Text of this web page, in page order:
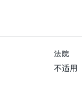
法院
不适用